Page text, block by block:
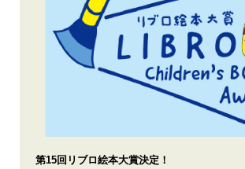
第15回リブロ絵本大賞決定！